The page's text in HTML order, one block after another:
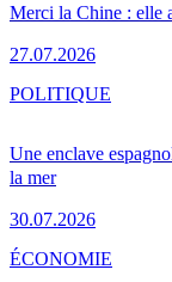
Merci la Chine : elle
27.07.2026
Une enclave
la mer
30.07.2026
POLITIQUE
ÉCONOMIE